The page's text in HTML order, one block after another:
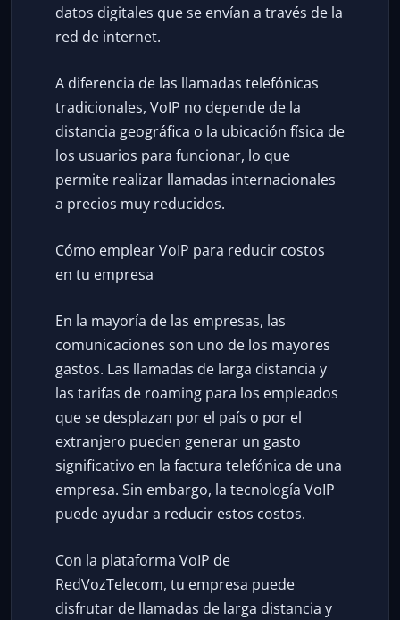
datos digitales que se envían a través de la
red de internet.
A diferencia de las llamadas telefónicas
tradicionales, VoIP no depende de la
distancia geográfica o la ubicación física de
los usuarios para funcionar, lo que
permite realizar llamadas internacionales
a precios muy reducidos.
Cómo emplear VoIP para reducir costos
en tu empresa
En la mayoría de las empresas, las
comunicaciones son uno de los mayores
gastos. Las llamadas de larga distancia y
las tarifas de roaming para los empleados
que se desplazan por el país o por el
extranjero pueden generar un gasto
significativo en la factura telefónica de una
empresa. Sin embargo, la tecnología VoIP
puede ayudar a reducir estos costos.
Con la plataforma VoIP de
RedVozTelecom, tu empresa puede
disfrutar de llamadas de larga distancia y